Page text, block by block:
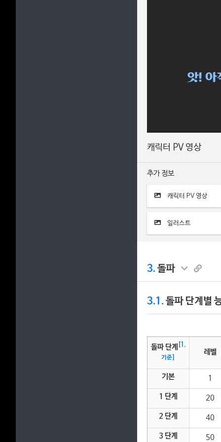
캐릭터 PV 영상
추가 정보
캐릭터 PV 영상
일러스트
3. 돌파
3.1. 돌파 단계별
돌파 단계
[1,
기준]
레벨
기본 1
1 단계 20
2 단계 40
3 단계 50